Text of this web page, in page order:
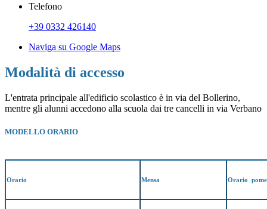
Telefono
+39 0332 426140
Naviga su Google Maps
Modalità di accesso
L'entrata principale all'edificio scolastico è in via del Bollerino,
mentre gli alunni accedono alla scuola dai tre cancelli in via Verbano
MODELLO ORARIO
Orario Mensa Orario